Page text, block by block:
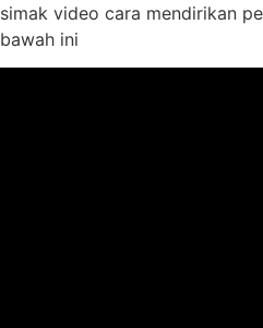
simak video cara mendirikan
bawah ini